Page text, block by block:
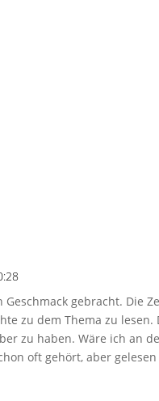
gebracht. Die
zu dem Thema zu
zu haben. Wäre ich an
oft gehört, aber